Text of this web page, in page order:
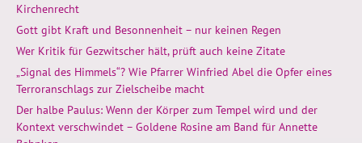
Kirchenrecht
Gott gibt Kraft und Besonnenheit – nur keinen Regen
Wer Kritik für Gezwitscher hält, prüft auch keine Zitate
„Signal des Himmels“? Wie Pfarrer Winfried Abel die Opfer eines
Terroranschlags zur Zielscheibe macht
Der halbe Paulus: Wenn der Körper zum Tempel wird und der
Kontext verschwindet – Goldene Rosine am Band für Annette